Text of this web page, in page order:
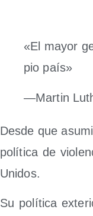
«El mayor
pio país»
—Mar­tin
Des­de que
polí­ti­ca de
Unidos.
Su polí­ti­ca